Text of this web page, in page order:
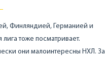
Финляндией, Германией и
тоже посматривает.
они малоинтересны НХЛ. За